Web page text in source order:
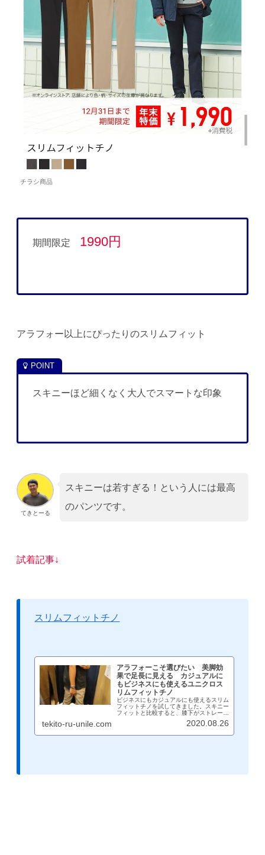
チラシ商品
期間限定 1990円
アラフォー以上にぴったりのスリムフィット
スキニーほど細くなく大人でスマートな印象
てきとーる
スキニーは若すぎる！という人には最高
のパンツです。
試着記事↓
スリムフィットチノ
アラフォーこそ選びたい 美脚効
果で足長に見える カジュアルに
もビジネスにも使えるユニクロス
リムフィットチノ
ビジネスにもカジュアルにも使えるスリム
フィットチノを試してきました。スキニー
フィットと比較すると、膝下がストレート
になっており、スラックスのようなスタイ
ル。スキニーフィットは若いイメージです
tekito-ru-unile.com 2020.08.26